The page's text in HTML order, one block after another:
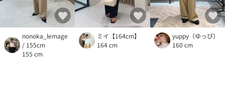
nonoka_lemage
/ 155cm
155 cm
ミイ【164cm】
164 cm
yuppy（ゆっぴ）
160 cm